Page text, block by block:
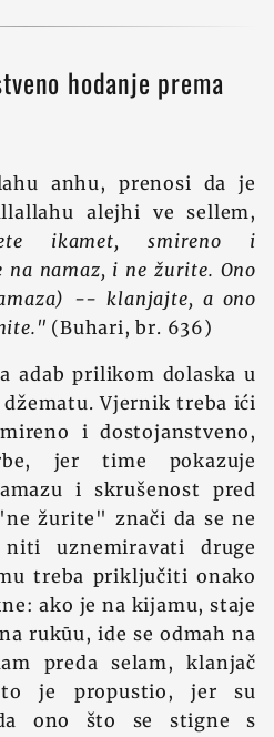
hodanje prema
anhu, prenosi da je
alejhi ve sellem,
ikamet, smireno i
na namaz, i ne žurite. Ono
-- klanjajte, a ono
(Buhari, br. 636)
adab prilikom dolaska u
Vjernik treba ići
i dostojanstveno,
jer time pokazuje
i skrušenost pred
žurite" znači da se ne
uznemiravati druge
treba priključiti onako
ako je na kijamu, staje
rukūu, ide se odmah na
preda selam, klanjač
je propustio, jer su
ono što se stigne s